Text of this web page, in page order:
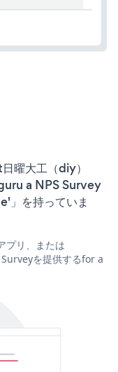
曜大工（diy）
a NPS Survey
」を持っていま
プリ、または
を提供するfor a